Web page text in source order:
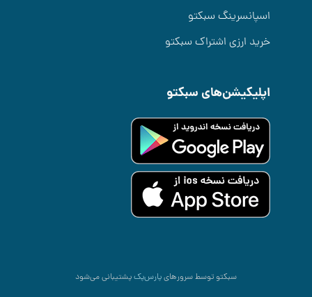
اسپانسرینگ سبکتو
خرید ارزی اشتراک سبکتو
اپلیکیشن‌های سبکتو
سبکتو توسط سرورهایپارس‌پکپشتیبانی می‌شود